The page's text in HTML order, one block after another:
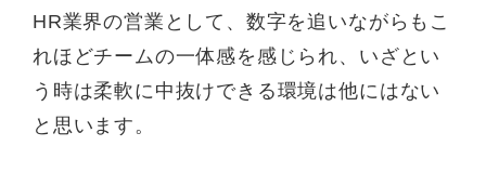
HR業界の営業として、数字を追いながらもこ
れほどチームの一体感を感じられ、いざとい
う時は柔軟に中抜けできる環境は他にはない
と思います。